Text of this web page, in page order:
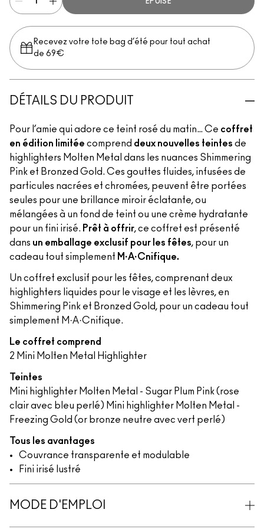
Recevez votre tote bag d’été pour tout achat
de 69€
DÉTAILS DU PRODUIT
Pour l’amie qui adore ce teint rosé du matin… Ce coffret
en édition limitée comprend deux nouvelles teintes de
highlighters Molten Metal dans les nuances Shimmering
Pink et Bronzed Gold. Ces gouttes fluides, infusées de
particules nacrées et chromées, peuvent être portées
seules pour une brillance miroir éclatante, ou
mélangées à un fond de teint ou une crème hydratante
pour un fini irisé. Prêt à offrir, ce coffret est présenté
dans un emballage exclusif pour les fêtes, pour un
cadeau tout simplement M·A·Cnifique.
Un coffret exclusif pour les fêtes, comprenant deux
highlighters liquides pour le visage et les lèvres, en
Shimmering Pink et Bronzed Gold, pour un cadeau tout
simplement M·A·Cnifique.
Le coffret comprend
2 Mini Molten Metal Highlighter
Teintes
Mini highlighter Molten Metal - Sugar Plum Pink (rose
clair avec bleu perlé) Mini highlighter Molten Metal -
Freezing Gold (or bronze neutre avec vert perlé)
Tous les avantages
Couvrance transparente et modulable
Fini irisé lustré
MODE D'EMPLOI